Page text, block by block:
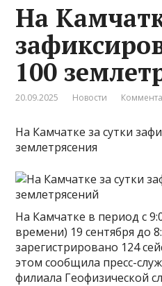
На
100
20.09.2025 Новости
На Камчатке за сутки
землетрясения
На Камчатке в период с
времени) 19 сентября до
зарегистрировано 124
этом сообщила пресс-
филиала Геофизической